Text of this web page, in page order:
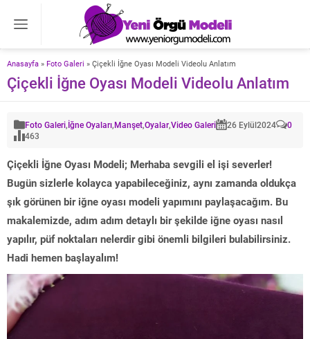
Anasayfa » Foto Galeri » Çiçekli İğne Oyası Modeli Videolu Anlatım
Çiçekli İğne Oyası Modeli Videolu Anlatım
Foto Galeri,İğne Oyaları,Manşet,Oyalar,Video Galeri 26 Eylül2024
0
463
Çiçekli İğne Oyası Modeli; Merhaba sevgili el işi severler!
Bugün sizlerle kolayca yapabileceğiniz, aynı zamanda oldukça
şık görünen bir iğne oyası modeli yapımını paylaşacağım. Bu
makalemizde, adım adım detaylı bir şekilde iğne oyası nasıl
yapılır, püf noktaları nelerdir gibi önemli bilgileri bulabilirsiniz.
Hadi hemen başlayalım!